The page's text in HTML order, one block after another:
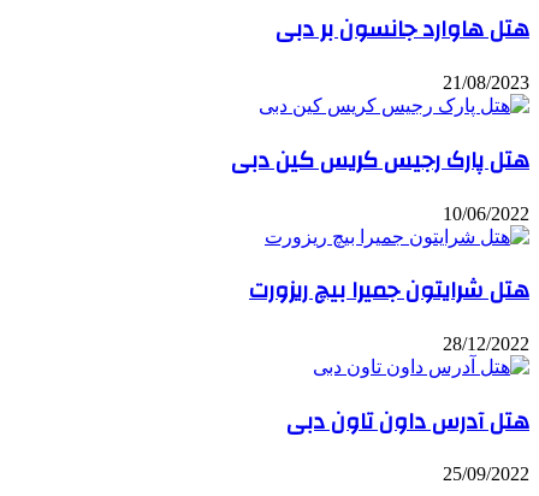
هتل هاوارد جانسون بر دبی
21/08/2023
هتل پارک رجیس کریس کین دبی
10/06/2022
هتل شرایتون جمیرا بیچ ریزورت
28/12/2022
هتل آدرس داون تاون دبی
25/09/2022